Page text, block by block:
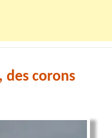
des corons